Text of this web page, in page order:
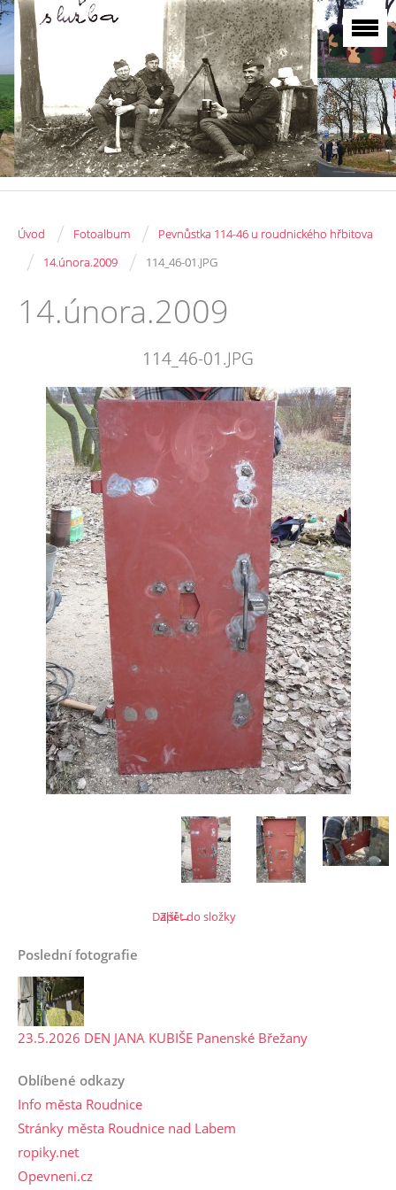
Úvod / Fotoalbum / Pevnůstka 114-46 u roudnického hřbitova
/ 14.února.2009 / 114_46-01.JPG
14.února.2009
114_46-01.JPG
Další →
Zpět do složky
Poslední fotografie
23.5.2026 DEN JANA KUBIŠE Panenské Břežany
Oblíbené odkazy
Info města Roudnice
Stránky města Roudnice nad Labem
ropiky.net
Opevneni.cz